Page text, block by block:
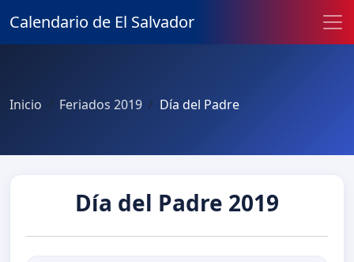
Calendario de El Salvador
Inicio Feriados 2019 Día del Padre
Día del Padre 2019